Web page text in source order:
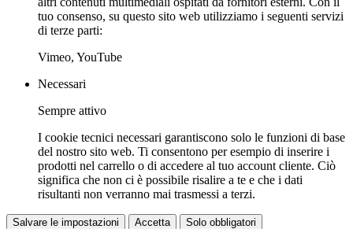
tuo consenso, su questo sito web utilizziamo i seguenti servizi
di terze parti:
Vimeo, YouTube
Necessari
Sempre attivo
I cookie tecnici necessari garantiscono solo le funzioni di base
del nostro sito web. Ti consentono per esempio di inserire i
prodotti nel carrello o di accedere al tuo account cliente. Ciò
significa che non ci è possibile risalire a te e che i dati
risultanti non verranno mai trasmessi a terzi.
Salvare le impostazioni Accetta Solo obbligatori